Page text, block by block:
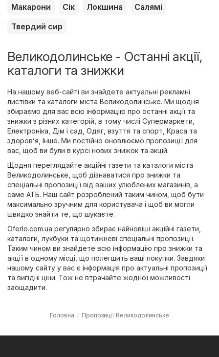
Макарони
Сік Локшина
Салямі
Твердий сир
Великодолинське - Останні акції,
каталоги та знижки
На нашому веб-сайті ви знайдете актуальні рекламні
листівки та каталоги міста Великодолинське. Ми щодня
збираємо для вас всю інформацію про останні акції та
знижки з різних категорій, в тому числі Супермаркети
Електроніка Дім і сад Одяг, взуття та спорт Краса та
здоров’я Інше. Ми постійно оновлюємо пропозиції для
вас, щоб ви були в курсі нових знижок та акцій.
Щодня переглядайте акційні газети та каталоги міста
Великодолинське, щоб дізнаватися про знижки та
спеціальні пропозиції від ваших улюблених магазинів, а
саме АТБ. Наш сайт розроблений таким чином, щоб бути
максимально зручним для користувача і щоб ви могли
швидко знайти те, що шукаєте.
Oferlo.com.ua регулярно збирає найновіші акційні газети,
каталоги, лукбуки та щотижневі спеціальні пропозиції.
Таким чином ви знайдете всю інформацію про знижки та
акції в одному місці, що полегшить ваші покупки. Завдяки
нашому сайту у вас є інформація про актуальні пропозиції
та вигідні ціни. Тож не втрачайте жодної можливості
заощадити.
Головна Пропозиції Великодолинське